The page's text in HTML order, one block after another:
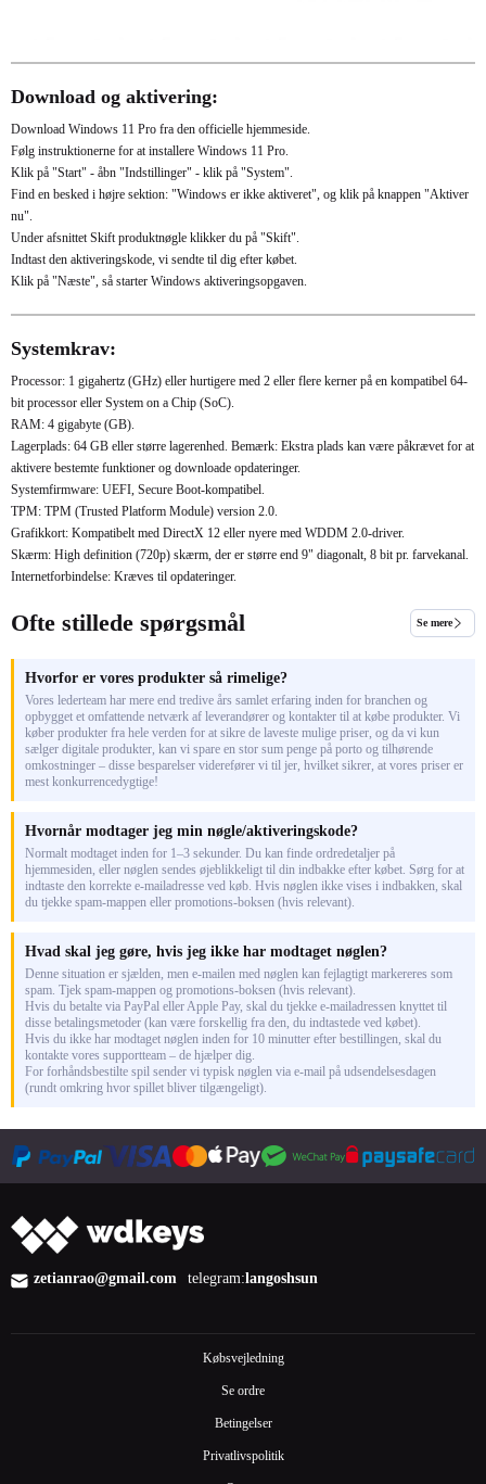
Download og aktivering:
Download Windows 11 Pro fra den officielle hjemmeside.
Følg instruktionerne for at installere Windows 11 Pro.
Klik på "Start" - åbn "Indstillinger" - klik på "System".
Find en besked i højre sektion: "Windows er ikke aktiveret", og klik på knappen "Aktiver
nu".
Under afsnittet Skift produktnøgle klikker du på "Skift".
Indtast den aktiveringskode, vi sendte til dig efter købet.
Klik på "Næste", så starter Windows aktiveringsopgaven.
Systemkrav:
Processor: 1 gigahertz (GHz) eller hurtigere med 2 eller flere kerner på en kompatibel 64-
bit processor eller System on a Chip (SoC).
RAM: 4 gigabyte (GB).
Lagerplads: 64 GB eller større lagerenhed. Bemærk: Ekstra plads kan være påkrævet for at
aktivere bestemte funktioner og downloade opdateringer.
Systemfirmware: UEFI, Secure Boot-kompatibel.
TPM: TPM (Trusted Platform Module) version 2.0.
Grafikkort: Kompatibelt med DirectX 12 eller nyere med WDDM 2.0-driver.
Skærm: High definition (720p) skærm, der er større end 9" diagonalt, 8 bit pr. farvekanal.
Internetforbindelse: Kræves til opdateringer.
Ofte stillede spørgsmål Se mere
Hvorfor er vores produkter så rimelige?
Vores lederteam har mere end tredive års samlet erfaring inden for branchen og
opbygget et omfattende netværk af leverandører og kontakter til at købe produkter. Vi
køber produkter fra hele verden for at sikre de laveste mulige priser, og da vi kun
sælger digitale produkter, kan vi spare en stor sum penge på porto og tilhørende
omkostninger – disse besparelser viderefører vi til jer, hvilket sikrer, at vores priser er
mest konkurrencedygtige!
Hvornår modtager jeg min nøgle/aktiveringskode?
Normalt modtaget inden for 1–3 sekunder. Du kan finde ordredetaljer på
hjemmesiden, eller nøglen sendes øjeblikkeligt til din indbakke efter købet. Sørg for at
indtaste den korrekte e-mailadresse ved køb. Hvis nøglen ikke vises i indbakken, skal
du tjekke spam-mappen eller promotions-boksen (hvis relevant).
Hvad skal jeg gøre, hvis jeg ikke har modtaget nøglen?
Denne situation er sjælden, men e-mailen med nøglen kan fejlagtigt markereres som
spam. Tjek spam-mappen og promotions-boksen (hvis relevant).
Hvis du betalte via PayPal eller Apple Pay, skal du tjekke e-mailadressen knyttet til
disse betalingsmetoder (kan være forskellig fra den, du indtastede ved købet).
Hvis du ikke har modtaget nøglen inden for 10 minutter efter bestillingen, skal du
kontakte vores supportteam – de hjælper dig.
For forhåndsbestilte spil sender vi typisk nøglen via e-mail på udsendelsesdagen
(rundt omkring hvor spillet bliver tilgængeligt).
zetianrao@gmail.com telegram:langoshsun
Købsvejledning
Se ordre
Betingelser
Privatlivspolitik